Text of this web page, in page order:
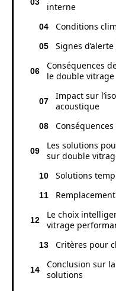
interne
Conditions
Signes
Conséquences
le double vitrage
Impact sur
acoustique
Les solutions
sur double
Solutions
Le choix
vitrage
Critères pour
Conclusion sur
solutions